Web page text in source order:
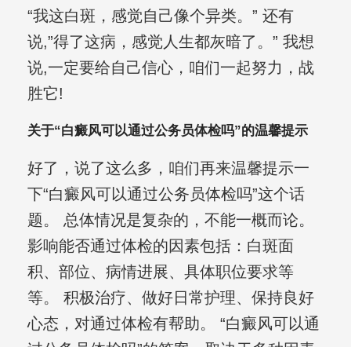
“我这白斑，感觉自己像个异类。” 还有
说,”得了这病，感觉人生都灰暗了。” 我想
说,一定要给自己信心，咱们一起努力，战
胜它!
关于“白癜风可以通过公务员体检吗”的温馨提示
好了，说了这么多，咱们再来温馨提示一
下“白癜风可以通过公务员体检吗”这个话
题。 总体情况是复杂的，不能一概而论。
影响能否通过体检的因素包括：白斑面
积、部位、病情进展、具体职位要求等
等。 积极治疗、做好日常护理、保持良好
心态，对通过体检有帮助。 “白癜风可以通